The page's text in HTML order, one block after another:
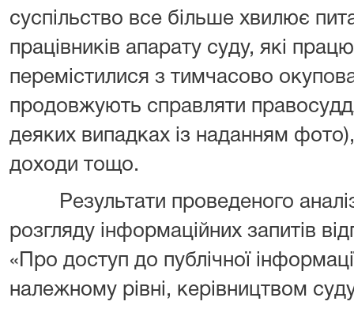
суспільство все більше хвилює
працівників апарату суду, які
перемістилися з тимчасово
продовжують справляти
деяких випадках із наданням
доходи тощо.
Результати проведеного
розгляду інформаційних запитів
«Про доступ до публічної
належному рівні, керівництвом